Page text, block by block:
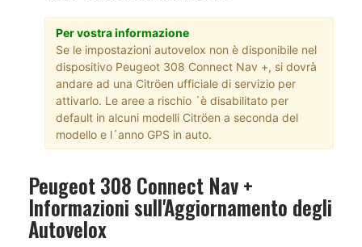
Per vostra informazione
Se le impostazioni autovelox non è disponibile nel
dispositivo Peugeot 308 Connect Nav +, si dovrà
andare ad una Citröen ufficiale di servizio per
attivarlo. Le aree a rischio ´è disabilitato per
default in alcuni modelli Citröen a seconda del
modello e l´anno GPS in auto.
Peugeot 308 Connect Nav +
Informazioni sull'Aggiornamento degli
Autovelox